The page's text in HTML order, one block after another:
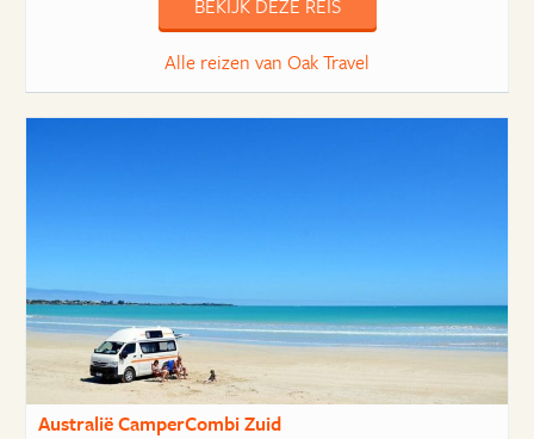
BEKIJK DEZE REIS
Alle reizen van Oak Travel
Australië CamperCombi Zuid